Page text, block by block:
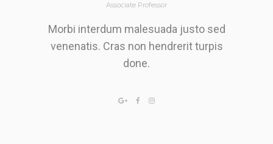
Associate Professor
Morbi interdum malesuada justo sed
venenatis. Cras non hendrerit turpis
done.